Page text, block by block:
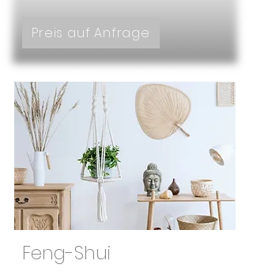
Preis auf Anfrage
Feng-Shui